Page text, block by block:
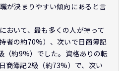
が決まりやすい傾向にあると言
おいて、最も多くの人が持って
者の約70%）、次いで日商簿記
（約9%）でした。資格ありの転
商簿記2級（約73%）で、次い